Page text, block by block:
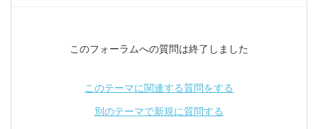
このフォーラムへの質問は終了しました
このテーマに関連する質問をする
別のテーマで新規に質問する